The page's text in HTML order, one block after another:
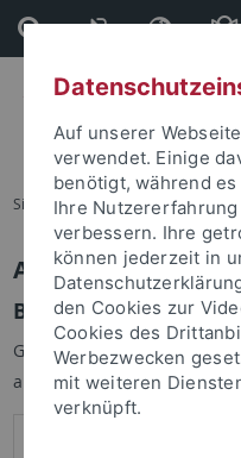
Direkt
zum
Inhalt
Direkt
zur
Fußleiste
Sie sind hier: Startseite
Anmelden
Benutzeranmeldung
Geben Sie Ihren
anzumelden:
Auf unserer
verwendet. Einige
benötigt, während
Ihre
verbessern. Ihre
können jederzeit in
den Cookies zur
Cookies des
Werbezwecken
mit weiteren
verknüpft.